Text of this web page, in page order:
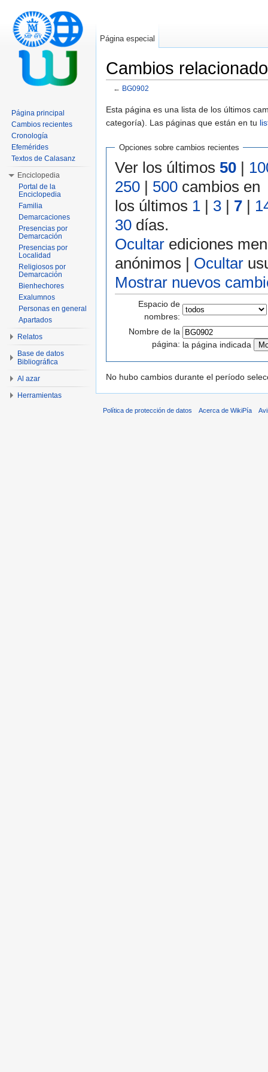
Cambios
← BG0902
Esta página es una lista de los últimos
categoría). Las páginas que están en tu
Opciones sobre cambios recientes
Ver los últimos 50 |
250 | 500 cambios en
los últimos 1 | 3 | 7 |
30 días.
Ocultar ediciones
anónimos | Ocultar
Mostrar nuevos
Espacio de
nombres:
Nombre de la
página: la página indicada
No hubo cambios durante el período
Página especial
Página principal
Cambios recientes
Cronología
Efemérides
Textos de Calasanz
Enciclopedia
Portal de la
Enciclopedia
Familia
Demarcaciones
Presencias por
Demarcación
Presencias por
Localidad
Religiosos por
Demarcación
Bienhechores
Exalumnos
Personas en general
Apartados
Relatos
Base de datos
Bibliográfica
Al azar
Herramientas
Política de protección de datos Acerca de WikiPía